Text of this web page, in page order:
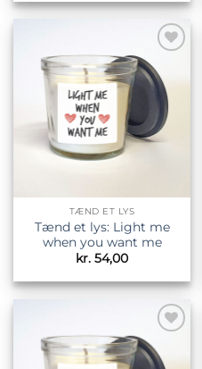
Tilføj til
ønskeliste
TÆND ET LYS
Tænd et lys: Light me
when you want me
kr. 54,00
Tilføj til
ønskeliste